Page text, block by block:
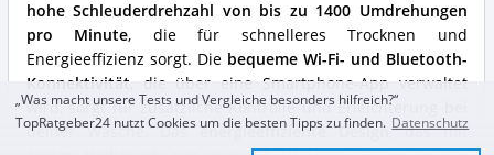
hohe Schleuderdrehzahl von bis zu 1400 Umdrehungen
pro Minute, die für schnelleres Trocknen und
Energieeffizienz sorgt. Die bequeme Wi-Fi- und Bluetooth-
Konnektivität, die über eine Smartphone-App verwaltet
wird, sorgt für zusätzliche Kontrolle und Erleichterung bei
deiner Wäsche. Das energieeffiziente Design , das mit
diese
Waschmaschine
8
kg?
„Was macht unsere Tests und Vergleiche besonders hilfreich?“
TopRatgeber24 nutzt Cookies um die besten Tipps zu finden. Datenschutz